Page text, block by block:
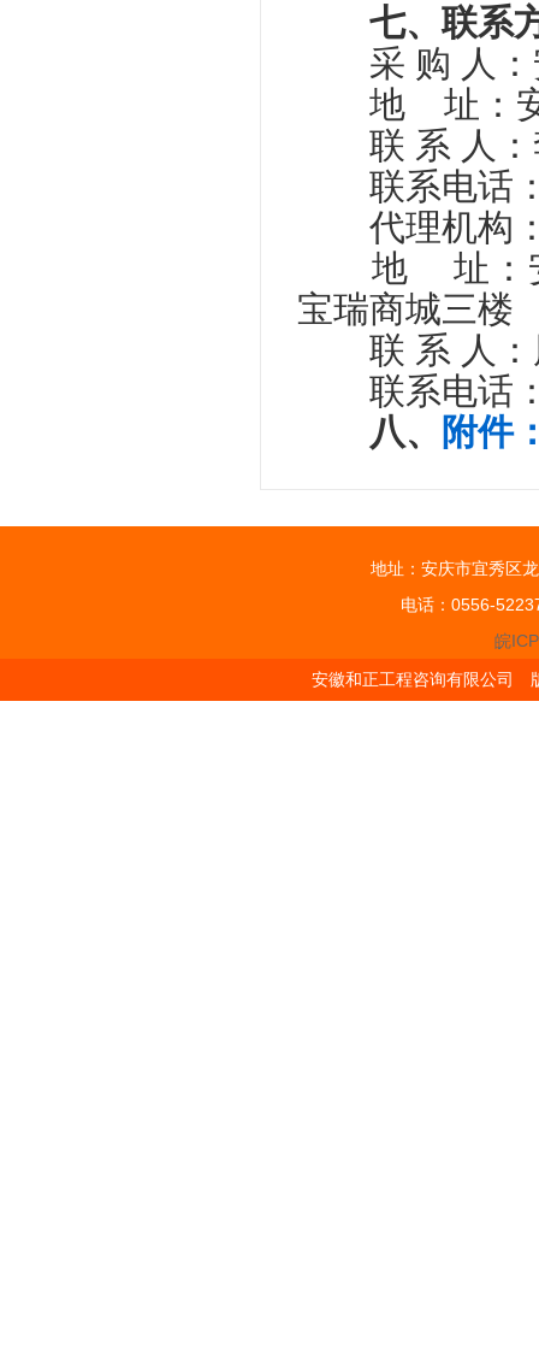
七、联系
采 购 人：
地 址：安
联 系 人：
联系电话：
代理机构：
地 址：安
宝瑞商城三楼
联 系 人：
联系电话：
八、
附件
地址：安庆市宜秀区
电话：0556-
皖
安徽和正工程咨询有限公司